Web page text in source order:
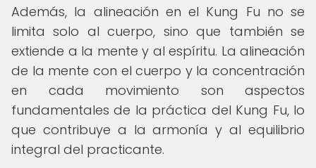
Además, la alineación en el Kung Fu no se
limita solo al cuerpo, sino que también se
extiende a la mente y al espíritu. La alineación
de la mente con el cuerpo y la concentración
en cada movimiento son aspectos
fundamentales de la práctica del Kung Fu, lo
que contribuye a la armonía y al equilibrio
integral del practicante.